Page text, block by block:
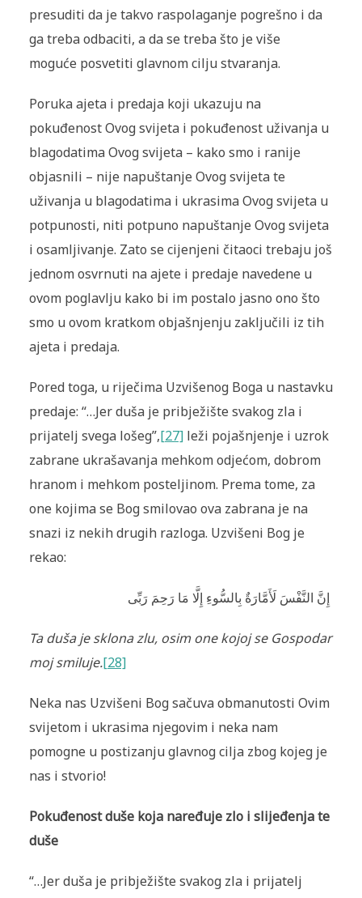
presuditi da je takvo raspolaganje pogrešno i da
ga treba odbaciti, a da se treba što je više
moguće posvetiti glavnom cilju stvaranja.
Poruka ajeta i predaja koji ukazuju na
pokuđenost Ovog svijeta i pokuđenost uživanja u
blagodatima Ovog svijeta – kako smo i ranije
objasnili – nije napuštanje Ovog svijeta te
uživanja u blagodatima i ukrasima Ovog svijeta u
potpunosti, niti potpuno napuštanje Ovog svijeta
i osamljivanje. Zato se cijenjeni čitaoci trebaju još
jednom osvrnuti na ajete i predaje navedene u
ovom poglavlju kako bi im postalo jasno ono što
smo u ovom kratkom objašnjenju zaključili iz tih
ajeta i predaja.
Pored toga, u riječima Uzvišenog Boga u nastavku
predaje: “…Jer duša je pribježište svakog zla i
prijatelj svega lošeg”,[27]leži pojašnjenje i uzrok
zabrane ukrašavanja mehkom odjećom, dobrom
hranom i mehkom posteljinom. Prema tome, za
one kojima se Bog smilovao ova zabrana je na
snazi iz nekih drugih razloga. Uzvišeni Bog je
rekao:
Ta duša je sklona zlu, osim one kojoj se Gospodar
moj smiluje.[28]
Neka nas Uzvišeni Bog sačuva obmanutosti Ovim
svijetom i ukrasima njegovim i neka nam
pomogne u postizanju glavnog cilja zbog kojeg je
nas i stvorio!
Pokuđenost duše koja naređuje zlo i slijeđenja te
duše
“…Jer duša je pribježište svakog zla i prijatelj